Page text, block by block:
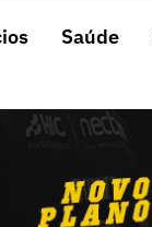
Saúde